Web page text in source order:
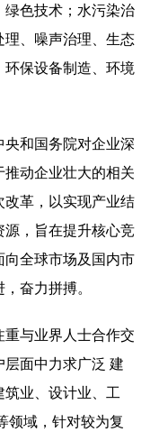
绿色技术；水污染治
理、噪声治理、生态
保设备制造、环境
和国务院对企业深
动企业壮大的相关
改革，以实现产业结
源，旨在提升核心竞
向全球市场及国内市
奋力拼搏。
与业界人士合作交
面中力求广泛 建
筑业、设计业、工
领域，针对较为复